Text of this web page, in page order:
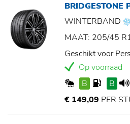
BRIDGESTONE
WINTERBAND
MAAT: 205/45
Geschikt voor
Op voorraad
B
B
€ 149,09 PER